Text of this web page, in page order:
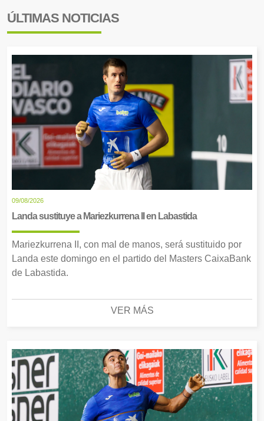
ÚLTIMAS NOTICIAS
09/08/2026
Landa sustituye a Mariezkurrena II en Labastida
Mariezkurrena II, con mal de manos, será sustituido por
Landa este domingo en el partido del Masters CaixaBank
de Labastida.
VER MÁS